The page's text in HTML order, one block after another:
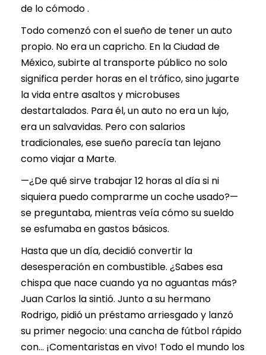
de lo cómodo .
Todo comenzó con el sueño de tener un auto
propio. No era un capricho. En la Ciudad de
México, subirte al transporte público no solo
significa perder horas en el tráfico, sino jugarte
la vida entre asaltos y microbuses
destartalados. Para él, un auto no era un lujo,
era un salvavidas. Pero con salarios
tradicionales, ese sueño parecía tan lejano
como viajar a Marte.
—¿De qué sirve trabajar 12 horas al día si ni
siquiera puedo comprarme un coche usado?—
se preguntaba, mientras veía cómo su sueldo
se esfumaba en gastos básicos.
Hasta que un día, decidió convertir la
desesperación en combustible. ¿Sabes esa
chispa que nace cuando ya no aguantas más?
Juan Carlos la sintió. Junto a su hermano
Rodrigo, pidió un préstamo arriesgado y lanzó
su primer negocio: una cancha de fútbol rápido
con… ¡Comentaristas en vivo! Todo el mundo los